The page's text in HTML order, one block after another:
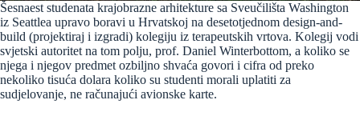
Šesnaest studenata krajobrazne arhitekture sa Sveučilišta Washington
iz Seattlea upravo boravi u Hrvatskoj na desetotjednom design-and-
build (projektiraj i izgradi) kolegiju iz terapeutskih vrtova. Kolegij vodi
svjetski autoritet na tom polju, prof. Daniel Winterbottom, a koliko se
njega i njegov predmet ozbiljno shvaća govori i cifra od preko
nekoliko tisuća dolara koliko su studenti morali uplatiti za
sudjelovanje, ne računajući avionske karte.